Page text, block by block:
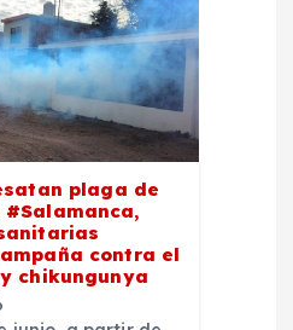
plaga de
contra el
chikungunya